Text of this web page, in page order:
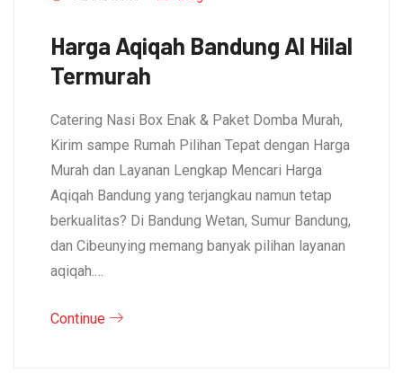
Harga Aqiqah Bandung Al Hilal
Termurah
Catering Nasi Box Enak & Paket Domba Murah,
Kirim sampe Rumah Pilihan Tepat dengan Harga
Murah dan Layanan Lengkap Mencari Harga
Aqiqah Bandung yang terjangkau namun tetap
berkualitas? Di Bandung Wetan, Sumur Bandung,
dan Cibeunying memang banyak pilihan layanan
aqiqah.…
Continue